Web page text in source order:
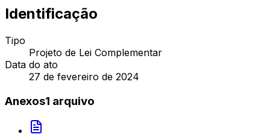
Identificação
Tipo
Projeto de Lei Complementar
Data do ato
27 de fevereiro de 2024
Anexos1 arquivo